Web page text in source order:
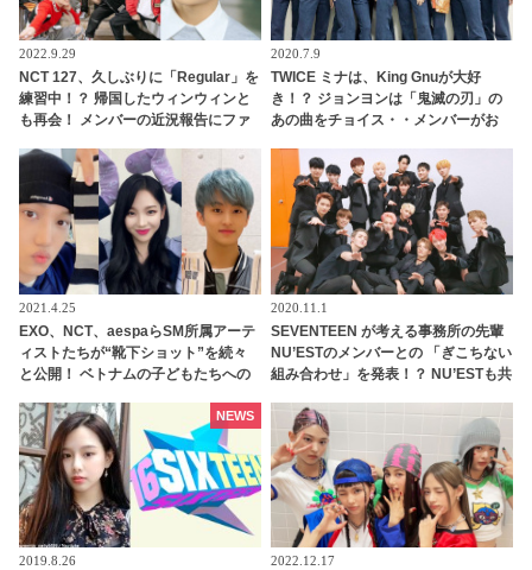
2022.9.29
NCT 127、久しぶりに「Regular」を
練習中！？ 帰国したウィンウィンと
も再会！ メンバーの近況報告にファ
2020.7.9
TWICE ミナは、King Gnuが大好
き！？ ジョンヨンは「鬼滅の刃」の
あの曲をチョイス・・メンバーがお
2021.4.25
EXO、NCT、aespaらSM所属アーテ
ィストたちが“靴下ショット”を続々
と公開！ ベトナムの子どもたちへの
2020.11.1
SEVENTEEN が考える事務所の先輩
NU’ESTのメンバーとの 「ぎこちない
組み合わせ」を発表！？ NU’ESTも共
は・・・
2019.8.26
NEWS
2022.12.17